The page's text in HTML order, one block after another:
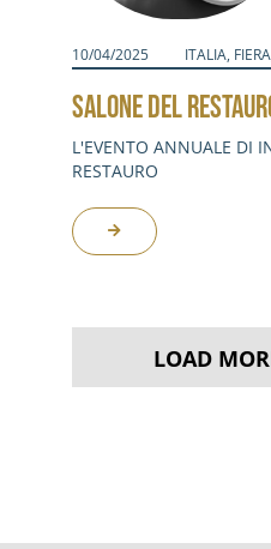
10/04/2025 ITALIA, FIERA
SALONE DEL
L'EVENTO ANNUALE DI
RESTAURO
LOAD